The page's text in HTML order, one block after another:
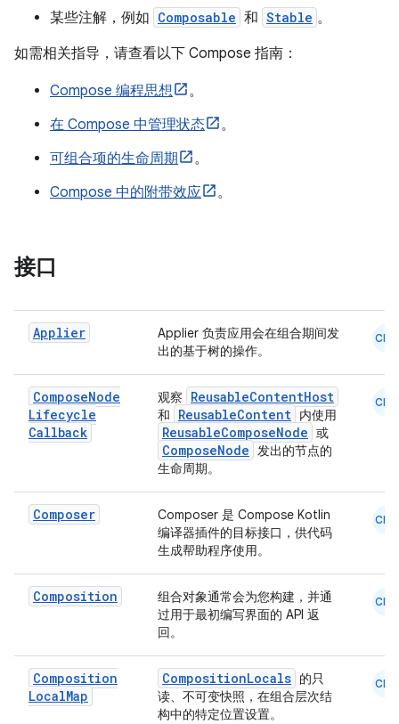
某些注解，例如 Composable 和 Stable 。
如需相关指导，请查看以下 Compose 指南：
Compose 编程思想
。
在 Compose 中管理状态
。
可组合项的生命周期
。
Compose 中的附带效应
。
接口
Applier
Applier 负责应用会在组合期间发
出的基于树的操作。
CMN
ComposeNode
Lifecycle
Callback
观察 ReusableContentHost
和 ReusableContent 内使用
ReusableComposeNode 或
ComposeNode 发出的节点的
生命周期。
CMN
Composer
Composer 是 Compose Kotlin
编译器插件的目标接口，供代码
生成帮助程序使用。
CMN
Composition
组合对象通常会为您构建，并通
过用于最初编写界面的 API 返
回。
CMN
Composition
LocalMap
CompositionLocals 的只
读、不可变快照，在组合层次结
构中的特定位置设置。
CMN